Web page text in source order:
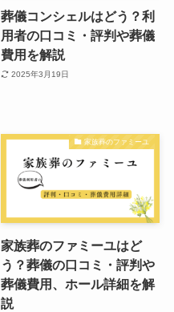
葬儀コンシェルはどう？利
用者の口コミ・評判や葬儀
費用を解説
2025年3月19日
家族葬のファミーユ
家族葬のファミーユはど
う？葬儀の口コミ・評判や
葬儀費用、ホール詳細を解
説